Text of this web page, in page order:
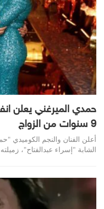
حمدي الميرغني يعلن
9 سنوات من الزواج
أعلن الفنان والنجم الكوميدي
الشابة "إسراء عبدالفتاح"،